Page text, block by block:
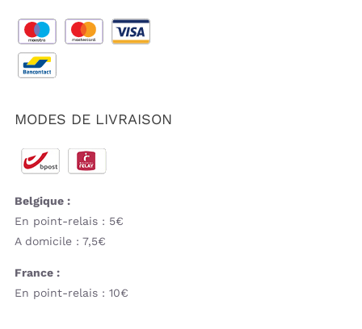
MODES DE LIVRAISON
Belgique :
En point-relais : 5€
A domicile : 7,5€
France :
En point-relais : 10€